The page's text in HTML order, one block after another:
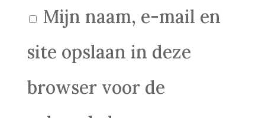
Mijn naam, e-mail en
site opslaan in deze
browser voor de